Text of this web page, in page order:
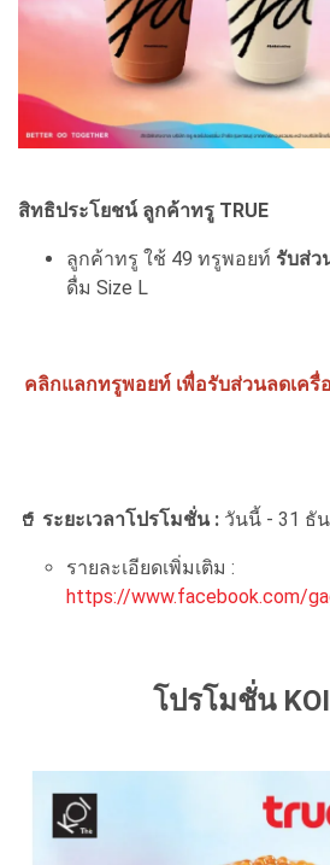
สิทธิประโยชน์ ลูกค้าทรู TRUE
ลูกค้าทรู ใช้ 49 ทรูพอยท์ รับส่ว
ดื่ม Size L
คลิกแลกทรูพอยท์ เพื่อรับส่วนลดเครื่
🥤 ระยะเวลาโปรโมชั่น : วันนี้ - 31 ธั
รายละเอียดเพิ่มเติม :
https://www.facebook.com/
โปรโมชั่น